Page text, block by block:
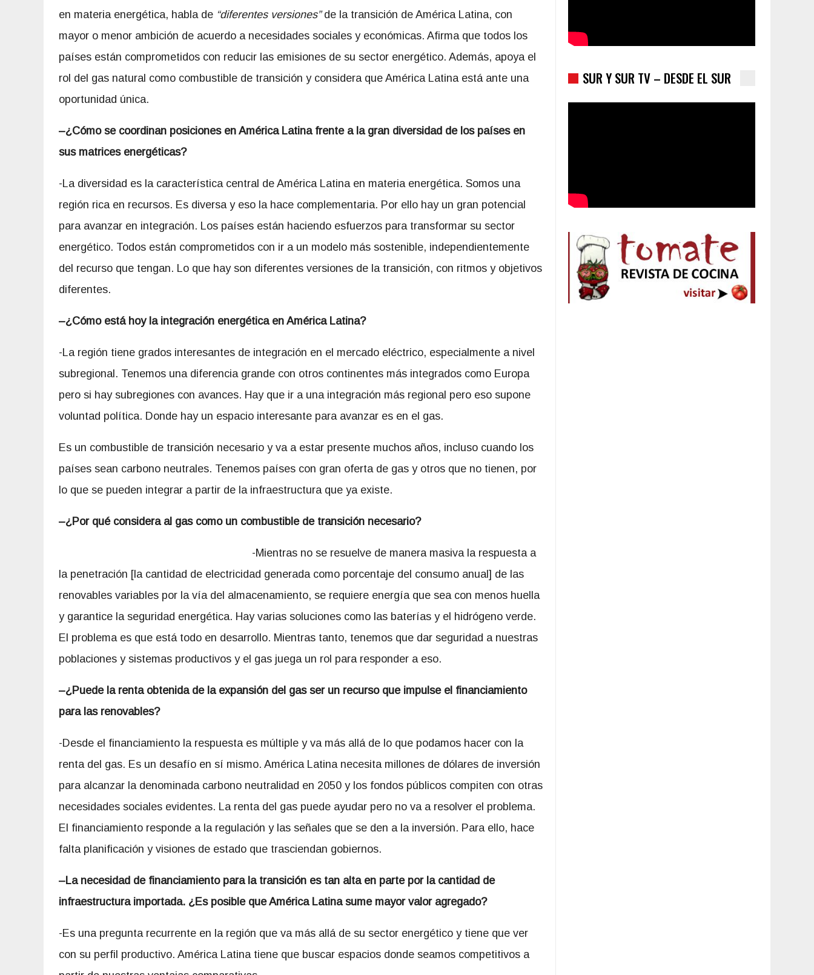
en materia energética, habla de “diferentes versiones”de la transición de América Latina, con
mayor o menor ambición de acuerdo a necesidades sociales y económicas. Afirma que todos los
países están comprometidos con reducir las emisiones de su sector energético. Además, apoya el
rol del gas natural como combustible de transición y considera que América Latina está ante una
oportunidad única.
–¿Cómo se coordinan posiciones en América Latina frente a la gran diversidad de los países en
sus matrices energéticas?
-La diversidad es la característica central de América Latina en materia energética. Somos una
región rica en recursos. Es diversa y eso la hace complementaria. Por ello hay un gran potencial
para avanzar en integración. Los países están haciendo esfuerzos para transformar su sector
energético. Todos están comprometidos con ir a un modelo más sostenible, independientemente
del recurso que tengan. Lo que hay son diferentes versiones de la transición, con ritmos y objetivos
diferentes.
–¿Cómo está hoy la integración energética en América Latina?
-La región tiene grados interesantes de integración en el mercado eléctrico, especialmente a nivel
subregional. Tenemos una diferencia grande con otros continentes más integrados como Europa
pero si hay subregiones con avances. Hay que ir a una integración más regional pero eso supone
voluntad política. Donde hay un espacio interesante para avanzar es en el gas.
Es un combustible de transición necesario y va a estar presente muchos años, incluso cuando los
países sean carbono neutrales. Tenemos países con gran oferta de gas y otros que no tienen, por
lo que se pueden integrar a partir de la infraestructura que ya existe.
–¿Por qué considera al gas como un combustible de transición necesario?
-Mientras no se resuelve de manera masiva la respuesta a
la penetración [la cantidad de electricidad generada como porcentaje del consumo anual] de las
renovables variables por la vía del almacenamiento, se requiere energía que sea con menos huella
y garantice la seguridad energética. Hay varias soluciones como las baterías y el hidrógeno verde.
El problema es que está todo en desarrollo. Mientras tanto, tenemos que dar seguridad a nuestras
poblaciones y sistemas productivos y el gas juega un rol para responder a eso.
–¿Puede la renta obtenida de la expansión del gas ser un recurso que impulse el financiamiento
para las renovables?
-Desde el financiamiento la respuesta es múltiple y va más allá de lo que podamos hacer con la
renta del gas. Es un desafío en sí mismo. América Latina necesita millones de dólares de inversión
para alcanzar la denominada carbono neutralidad en 2050 y los fondos públicos compiten con otras
necesidades sociales evidentes. La renta del gas puede ayudar pero no va a resolver el problema.
El financiamiento responde a la regulación y las señales que se den a la inversión. Para ello, hace
falta planificación y visiones de estado que trasciendan gobiernos.
–La necesidad de financiamiento para la transición es tan alta en parte por la cantidad de
infraestructura importada. ¿Es posible que América Latina sume mayor valor agregado?
-Es una pregunta recurrente en la región que va más allá de su sector energético y tiene que ver
con su perfil productivo. América Latina tiene que buscar espacios donde seamos competitivos a
SUR Y SUR TV – DESDE EL SUR